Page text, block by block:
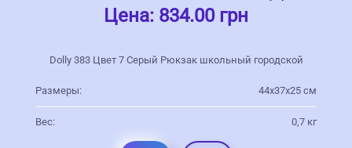
Цена: 834.00 грн
Dolly 383 Цвет 7 Серый Рюкзак школьный городской
Размеры: 44х37х25 см
Вес: 0,7 кг